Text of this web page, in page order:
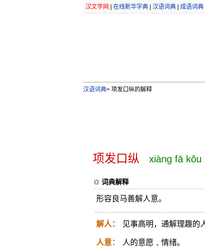
汉文学网 在线新华字典| 汉语词典| 成语词典|
汉语词典>项发口纵的解释
项发口纵 xiàng fā kǒu
词典解释
形容良马善解人意。
解人： 见事高明，通解理趣的
人意： 人的意愿﹑情绪。